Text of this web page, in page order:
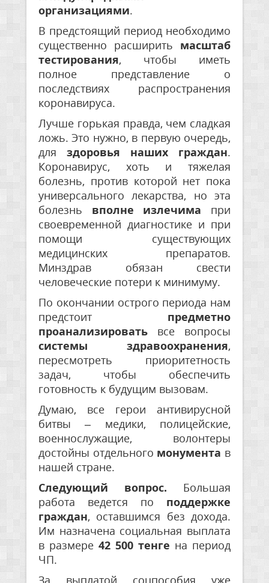
организациями.
В предстоящий период необходимо
существенно расширить масштаб
тестирования, чтобы иметь
полное представление о
последствиях распространения
коронавируса.
Лучше горькая правда, чем сладкая
ложь. Это нужно, в первую очередь,
для здоровья наших граждан.
Коронавирус, хоть и тяжелая
болезнь, против которой нет пока
универсального лекарства, но эта
болезнь вполне излечима при
своевременной диагностике и при
помощи существующих
медицинских препаратов.
Минздрав обязан свести
человеческие потери к минимуму.
По окончании острого периода нам
предстоит предметно
проанализировать все вопросы
системы здравоохранения,
пересмотреть приоритетность
задач, чтобы обеспечить
готовность к будущим вызовам.
Думаю, все герои антивирусной
битвы – медики, полицейские,
военнослужащие, волонтеры
достойны отдельного монумента в
нашей стране.
Следующий вопрос. Большая
работа ведется по поддержке
граждан, оставшимся без дохода.
Им назначена социальная выплата
в размере 42 500 тенге на период
ЧП.
За выплатой соцпособия уже